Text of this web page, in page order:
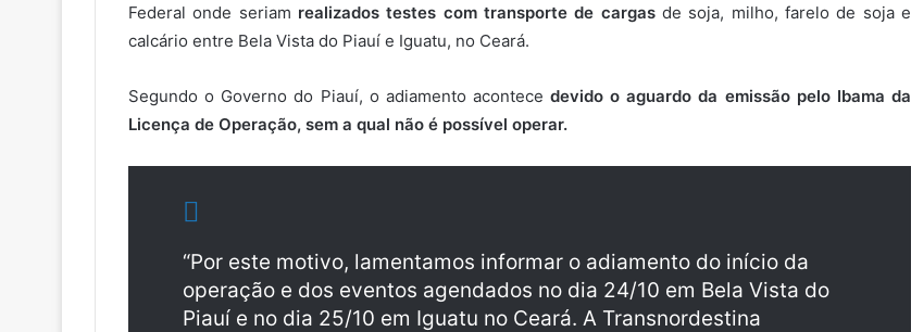
Federal onde seriam realizados testes com transporte de cargasde soja, milho, farelo de soja e
calcário entre Bela Vista do Piauí e Iguatu, no Ceará.
Segundo o Governo do Piauí, o adiamento acontece devido o aguardo da emissão pelo Ibama da
Licença de Operação, sem a qual não é possível operar.
“Por este motivo, lamentamos informar o adiamento do início da
operação e dos eventos agendados no dia 24/10 em Bela Vista do
Piauí e no dia 25/10 em Iguatu no Ceará. A Transnordestina